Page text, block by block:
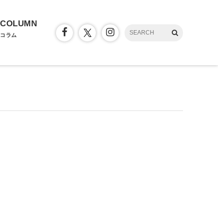
COLUMN
コラム